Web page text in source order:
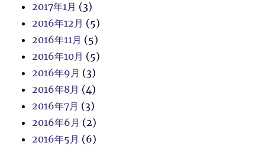
2017年1月 (3)
2016年12月 (5)
2016年11月 (5)
2016年10月 (5)
2016年9月 (3)
2016年8月 (4)
2016年7月 (3)
2016年6月 (2)
2016年5月 (6)